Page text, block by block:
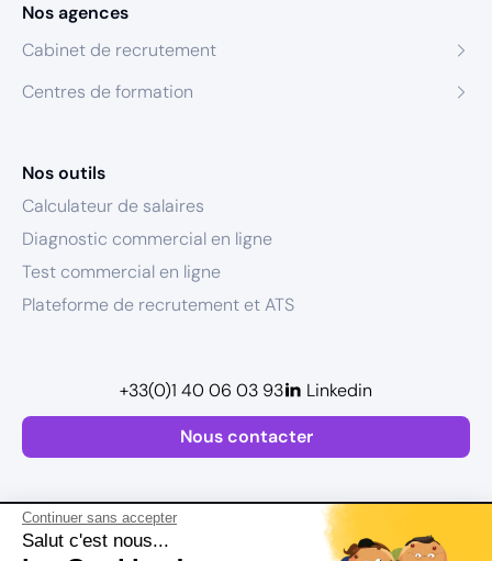
Continuer sans accepter
Salut c'est nous...
Nos agences
Cabinet de recrutement
Centres de formation
Nos outils
Calculateur de salaires
Diagnostic commercial en ligne
Test commercial en ligne
Plateforme de recrutement et ATS
Nous contacter
+33(0)1 40 06 03 93 Linkedin